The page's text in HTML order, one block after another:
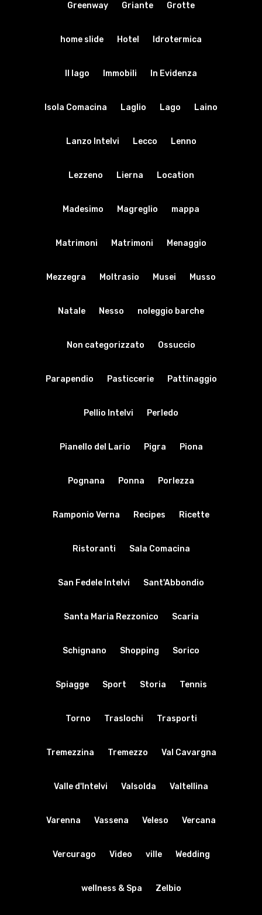
Greenway Griante Grotte
home slide Hotel Idrotermica
Il lago Immobili In Evidenza
Isola Comacina Laglio Lago Laino
Lanzo Intelvi Lecco Lenno
Lezzeno Lierna Location
Madesimo Magreglio mappa
Matrimoni Matrimoni Menaggio
Mezzegra Moltrasio Musei Musso
Natale Nesso noleggio barche
Non categorizzato Ossuccio
Parapendio Pasticcerie Pattinaggio
Pellio Intelvi Perledo
Pianello del Lario Pigra Piona
Pognana Ponna Porlezza
Ramponio Verna Recipes Ricette
Ristoranti Sala Comacina
San Fedele Intelvi Sant'Abbondio
Santa Maria Rezzonico Scaria
Schignano Shopping Sorico
Spiagge Sport Storia Tennis
Torno Traslochi Trasporti
Tremezzina Tremezzo Val Cavargna
Valle d'Intelvi Valsolda Valtellina
Varenna Vassena Veleso Vercana
Vercurago Video ville Wedding
wellness & Spa Zelbio